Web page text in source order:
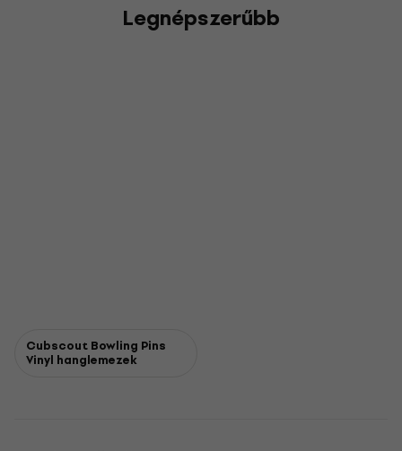
Legnépszerűbb
Cubscout Bowling Pins
Vinyl hanglemezek